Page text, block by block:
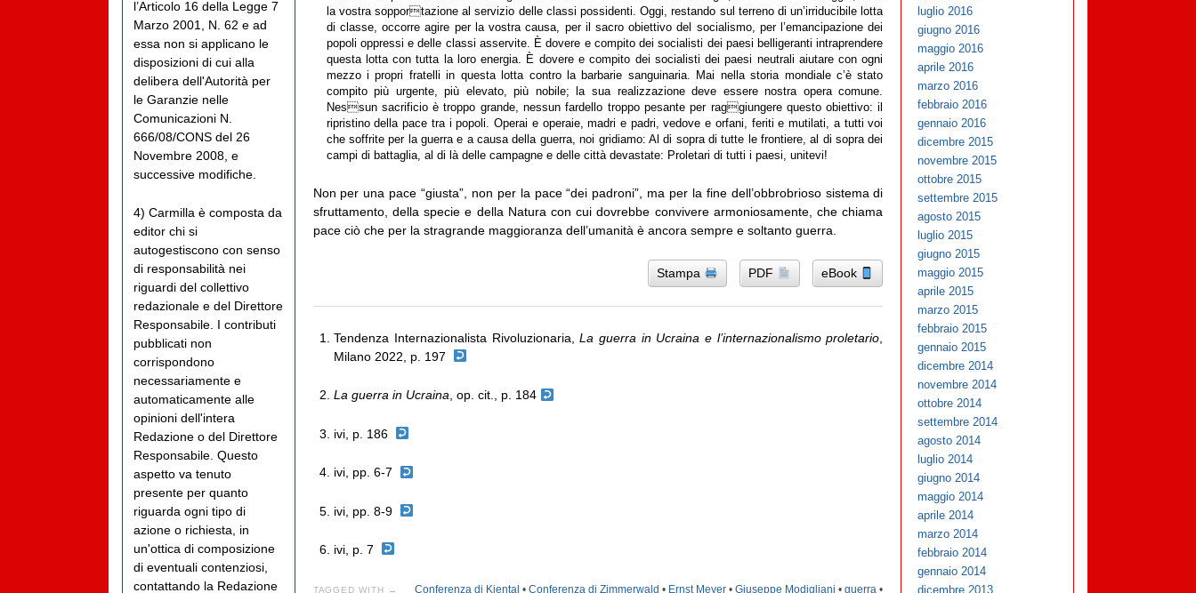
la vostra sopportazione al servizio delle classi possidenti. Oggi, restando sul terreno di un’irriducibile lotta
di classe, occorre agire per la vostra causa, per il sacro obiettivo del socialismo, per l’emancipazione dei
popoli oppressi e delle classi asservite. È dovere e compito dei socialisti dei paesi belligeranti intraprendere
questa lotta con tutta la loro energia. È dovere e compito dei socialisti dei paesi neutrali aiutare con ogni
mezzo i propri fratelli in questa lotta contro la barbarie sanguinaria. Mai nella storia mondiale c’è stato
compito più urgente, più elevato, più nobile; la sua realizzazione deve essere nostra opera comune.
Nessun sacrificio è troppo grande, nessun fardello troppo pesante per raggiungere questo obiettivo: il
ripristino della pace tra i popoli. Operai e operaie, madri e padri, vedove e orfani, feriti e mutilati, a tutti voi
che soffrite per la guerra e a causa della guerra, noi gridiamo: Al di sopra di tutte le frontiere, al di sopra dei
campi di battaglia, al di là delle campagne e delle città devastate: Proletari di tutti i paesi, unitevi!
Non per una pace “giusta”, non per la pace “dei padroni”, ma per la fine dell’obbrobrioso sistema di
sfruttamento, della specie e della Natura con cui dovrebbe convivere armoniosamente, che chiama
pace ciò che per la stragrande maggioranza dell’umanità è ancora sempre e soltanto guerra.
Stampa PDF eBook
Tendenza Internazionalista Rivoluzionaria,La guerra in Ucraina e l’internazionalismo proletario
Milano 2022, p. 197
La guerra in Ucraina, op. cit., p. 184
ivi, p. 186
ivi, pp. 6-7
ivi, pp. 8-9
ivi, p. 7
TAGGED WITH → Conferenza di Kiental •Conferenza di Zimmerwald • Ernst Meyer •Giuseppe Modigliani •guerra •
l’Articolo 16 della Legge 7
Marzo 2001, N. 62 e ad
essa non si applicano le
disposizioni di cui alla
delibera dell'Autorità per
le Garanzie nelle
Comunicazioni N.
666/08/CONS del 26
Novembre 2008, e
successive modifiche.
4) Carmilla è composta da
editor chi si
autogestiscono con senso
di responsabilità nei
riguardi del collettivo
redazionale e del Direttore
Responsabile. I contributi
pubblicati non
corrispondono
necessariamente e
automaticamente alle
opinioni dell'intera
Redazione o del Direttore
Responsabile. Questo
aspetto va tenuto
presente per quanto
riguarda ogni tipo di
azione o richiesta, in
un'ottica di composizione
di eventuali contenziosi,
contattando la Redazione
luglio 2016
giugno 2016
maggio 2016
aprile 2016
marzo 2016
febbraio 2016
gennaio 2016
dicembre 2015
novembre 2015
ottobre 2015
settembre 2015
agosto 2015
luglio 2015
giugno 2015
maggio 2015
aprile 2015
marzo 2015
febbraio 2015
gennaio 2015
dicembre 2014
novembre 2014
ottobre 2014
settembre 2014
agosto 2014
luglio 2014
giugno 2014
maggio 2014
aprile 2014
marzo 2014
febbraio 2014
gennaio 2014
dicembre 2013